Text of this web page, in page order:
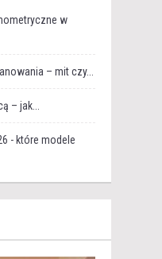
w
– mit czy...
– jak...
- które modele